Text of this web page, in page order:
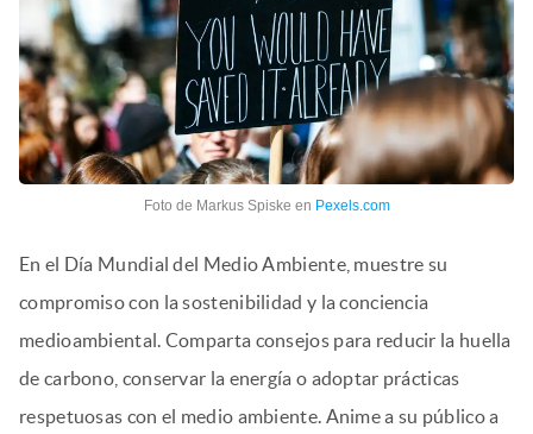
Foto de Markus Spiske en Pexels.com
En el Día Mundial del Medio Ambiente, muestre su
compromiso con la sostenibilidad y la conciencia
medioambiental. Comparta consejos para reducir la huella
de carbono, conservar la energía o adoptar prácticas
respetuosas con el medio ambiente. Anime a su público a